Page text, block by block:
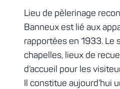
Lieu de pèlerinage
Banneux est lié aux
rapportées en 1933. Le
chapelles, lieux de
d’accueil pour les
Il constitue aujourd’hui